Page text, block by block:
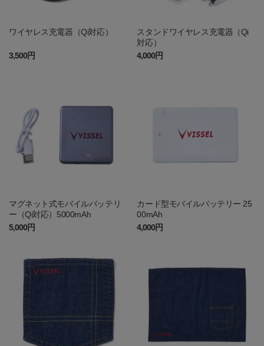
ワイヤレス充電器（Qi対応）
3,500円
スタンドワイヤレス充電器（Qi
対応）
4,000円
マグネット式モバイルバッテリ
ー（Qi対応）5000mAh
5,000円
カード型モバイルバッテリー 25
00mAh
4,000円